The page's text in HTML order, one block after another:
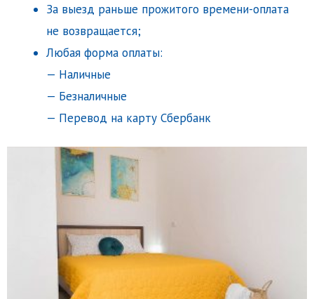
За выезд раньше прожитого времени-оплата
не возвращается;
Любая форма оплаты:
— Наличные
— Безналичные
— Перевод на карту Сбербанк